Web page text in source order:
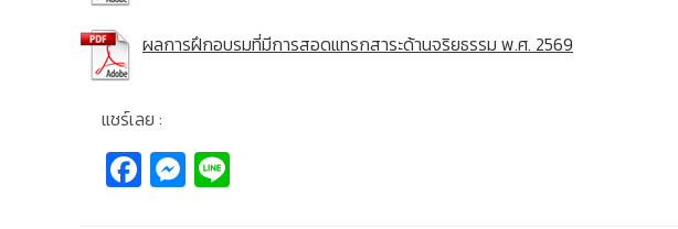
ผลการฝึกอบรมที่มีการสอดแทรกสาระด้านจริยธรรม พ.ศ. 2569
แชร์เลย :
Fa
c
M
e